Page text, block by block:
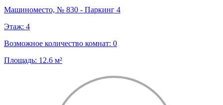
Машиноместо, № 830 - Паркинг 4
Этаж: 4
Возможное количество комнат: 0
Площадь: 12.6 м²